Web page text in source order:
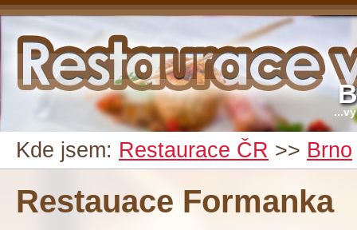
Kde jsem: Restaurace ČR >> Brno
Restauace Formanka